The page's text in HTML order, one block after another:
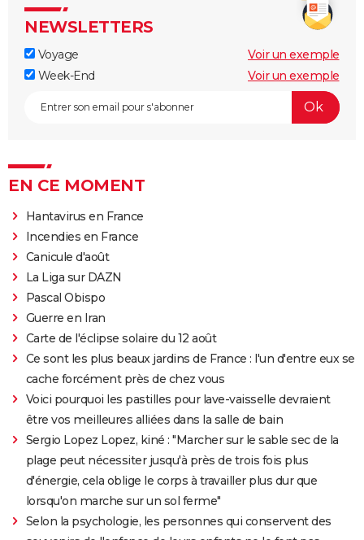
NEWSLETTERS
Voyage
Voir un exemple
Week-End
Voir un exemple
EN CE MOMENT
Hantavirus en France
Incendies en France
Canicule d'août
La Liga sur DAZN
Pascal Obispo
Guerre en Iran
Carte de l'éclipse solaire du 12 août
Ce sont les plus beaux jardins de France : l'un d'entre eux se
cache forcément près de chez vous
Voici pourquoi les pastilles pour lave-vaisselle devraient
être vos meilleures alliées dans la salle de bain
Sergio Lopez Lopez, kiné : "Marcher sur le sable sec de la
plage peut nécessiter jusqu'à près de trois fois plus
d'énergie, cela oblige le corps à travailler plus dur que
lorsqu'on marche sur un sol ferme"
Selon la psychologie, les personnes qui conservent des